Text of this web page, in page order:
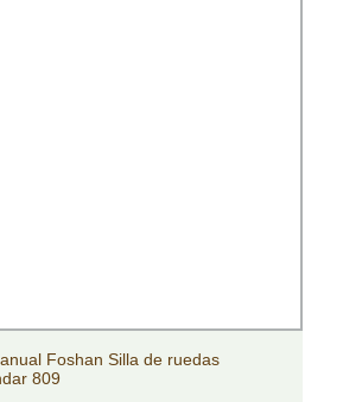
Foshan Silla de ruedas
809